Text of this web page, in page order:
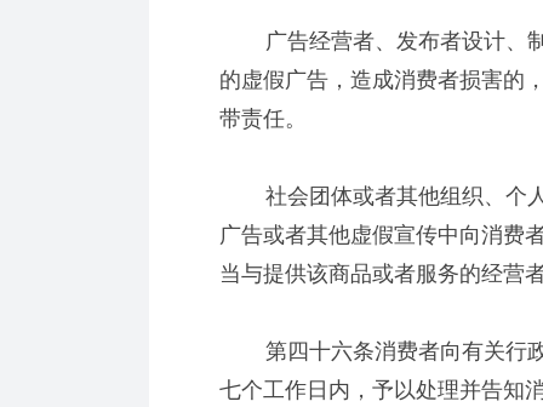
广告经营者、发布者设计、制
的虚假广告，造成消费者损害的
带责任。
社会团体或者其他组织、个人
广告或者其他虚假宣传中向消费
当与提供该商品或者服务的经营
第四十六条消费者向有关行政
七个工作日内，予以处理并告知